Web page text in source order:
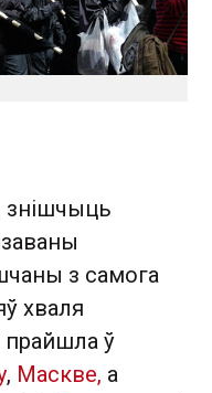
знішчыць
з самога
хваля
прайшла ў
, Маскве, а